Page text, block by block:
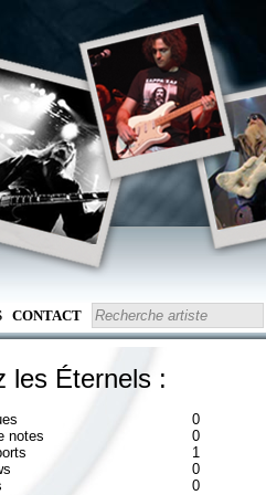
CONTACT
les Éternels :
0
notes
0
1
0
0